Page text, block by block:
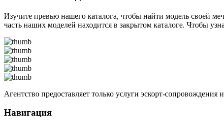
Изучите превью нашего каталога, чтобы найти модель своей
часть наших моделей находится в закрытом каталоге. Чтобы
Агентство предоставляет только услуги эскорт-сопровождения
Навигация